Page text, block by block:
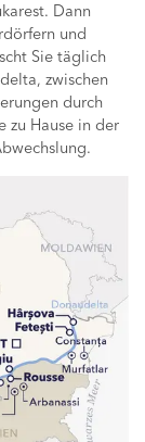
Dann
und
Sie täglich
zwischen
durch
zu Hause in der